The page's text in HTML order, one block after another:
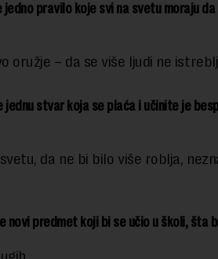
pravilo koje svi na svetu moraju
oružje – da se više ljudi ne
jednu stvar koja se plaća i učinite je
da ne bi bilo više roblja,
novi predmet koji bi se učio u školi, šta